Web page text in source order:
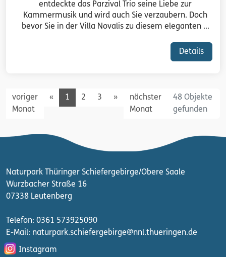
entdeckte das Parzival Trio seine Liebe zur
Kammermusik und wird auch Sie verzaubern. Doch
bevor Sie in der Villa Novalis zu diesem eleganten ...
Details
voriger
Monat
«Previous
1 2 3 »Nextnächster
Monat
48 Objekte
gefunden
Naturpark Thüringer Schiefergebirge/Obere Saale
Wurzbacher Straße 16
07338 Leutenberg
Telefon: 0361 573925090
E-Mail: naturpark.schiefergebirge@nnl.thueringen.de
Instagram